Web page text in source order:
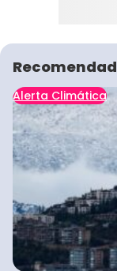
Alerta Climática